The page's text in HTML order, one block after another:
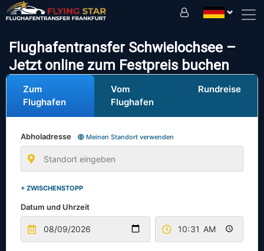
Flughafentransfer Schwielochsee –
Jetzt online zum Festpreis buchen
Zum
Flughafen
Vom
Flughafen
Rundreise
Abholadresse Meinen Standort verwenden
+ ZWISCHENSTOPP
Datum und Uhrzeit